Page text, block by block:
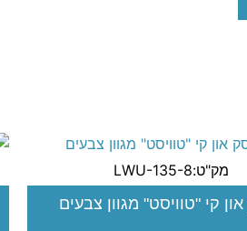
מק"ט:LWU-135-8
קי "טוויסט" מגוון צבעים